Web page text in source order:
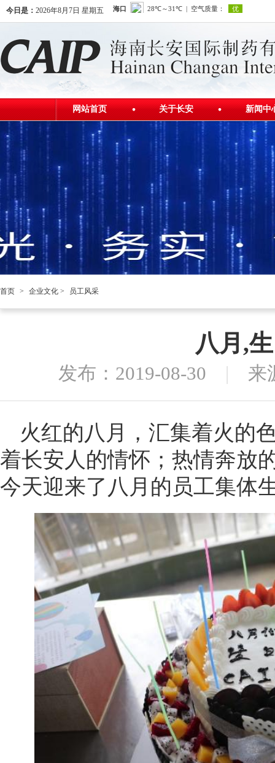
今日是： 2026年8月7日 星期五
网站首页 关于长安
公司简介
发展历程
公司荣誉
新闻中
公司新
行业资
首页 > 企业文化 > 员工风采
八月,
发布：2019-08-30 来
火红的八月，汇集着火的
着长安人的情怀；热情奔放
今天迎来了八月的员工集体